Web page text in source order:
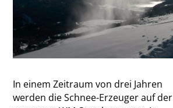
In einem Zeitraum von drei Jahren
werden die Schnee-Erzeuger auf der